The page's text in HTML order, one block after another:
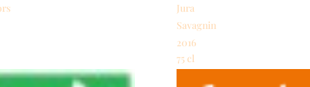
Jura
Savagnin
2016
75 cl